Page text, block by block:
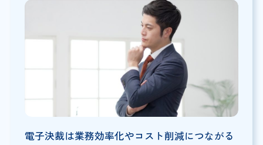
電子決裁は業務効率化やコスト削減につながる